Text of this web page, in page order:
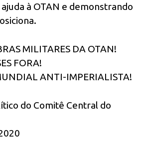
à OTAN e demonstrando
MILITARES DA OTAN!
FORA!
ANTI-IMPERIALISTA!
do Comitê Central do